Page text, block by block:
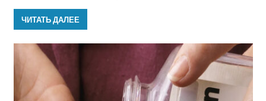
ЧИТАТЬ ДАЛЕЕ